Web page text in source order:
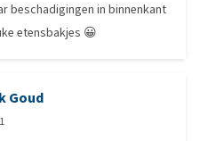
beschadigingen in binnenkant
etensbakjes 😀
Goud